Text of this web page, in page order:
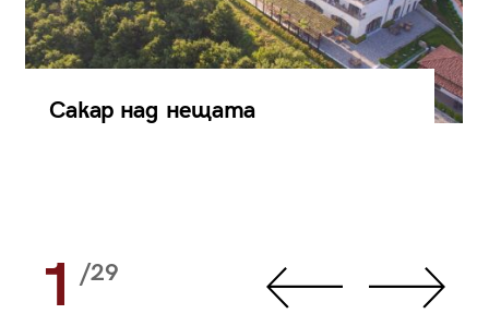
Сакар над нещата
1 /29